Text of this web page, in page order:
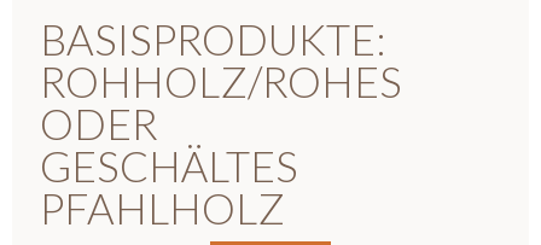
BASISPRODUKTE:
ROHHOLZ/ROHES
ODER
GESCHÄLTES
PFAHLHOLZ